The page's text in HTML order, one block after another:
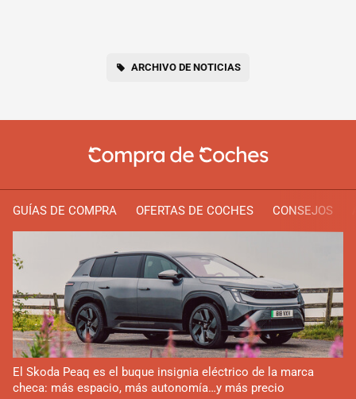
ARCHIVO DE NOTICIAS
GUÍAS DE COMPRA OFERTAS DE COCHES CONSEJOS
El Skoda Peaq es el buque insignia eléctrico de la marca
checa: más espacio, más autonomía…y más precio